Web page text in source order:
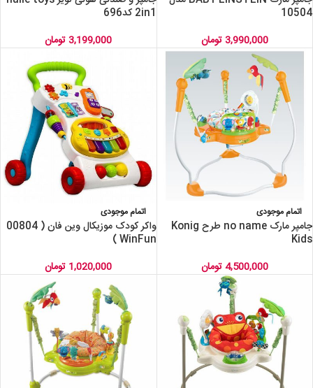
10504
3,990,000 تومان
2in1 کد696
3,199,000 تومان
اتمام موجودی
جامپر مارک no name طرح Konig
Kids
4,500,000تومان
اتمام موجودی
واکر کودک موزیکال وین فان ( 00804
WinFun )
1,020,000 تومان